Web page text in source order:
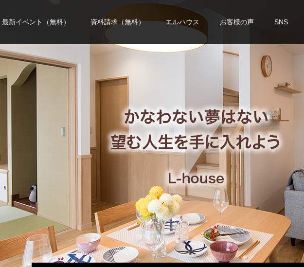
最新イベント（無料） 資料請求（無料） エルハウス お客様の声 SNS